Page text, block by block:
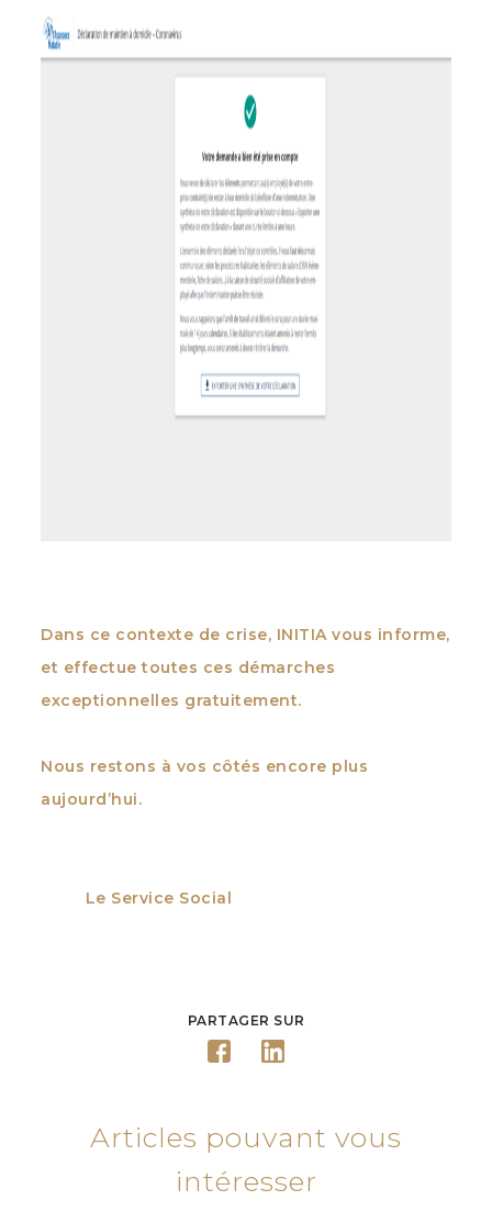
Dans ce contexte de crise, INITIA vous informe,
et effectue toutes ces démarches
exceptionnelles gratuitement.
Nous restons à vos côtés encore plus
aujourd’hui.
Le Service Social
PARTAGER SUR
Articles pouvant vous
intéresser